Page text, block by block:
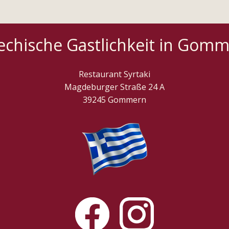
Gastlichkeit in
Restaurant Syrtaki
Magdeburger Straße 24 A
39245 Gommern